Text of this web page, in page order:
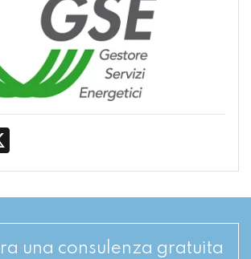
una consulenza gratuita